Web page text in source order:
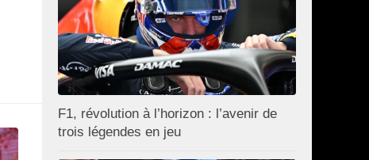
F1, révolution à l’horizon : l’avenir de
trois légendes en jeu